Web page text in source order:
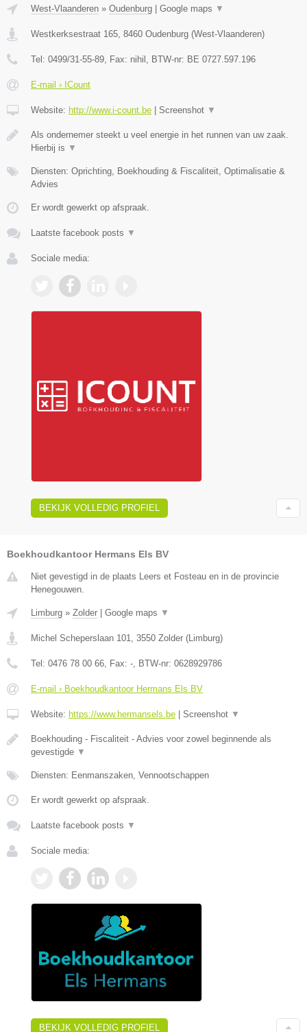
West-Vlaanderen » Oudenburg Google maps ▼
Westkerksestraat 165, 8460 Oudenburg (West-Vlaanderen)
Tel: 0499/31-55-89, Fax: nihil , BTW-nr: BE 0727.597.196
E-mail › ICount
Website: http://www.i-count.be Screenshot ▼
Als ondernemer steekt u veel energie in het runnen van uw zaak.
Hierbij is ▼
Diensten: Oprichting, Boekhouding & Fiscaliteit, Optimalisatie &
Advies
Er wordt gewerkt op afspraak.
Laatste facebook posts ▼
Sociale media:
BEKIJK VOLLEDIG PROFIEL
Boekhoudkantoor Hermans Els BV
Niet gevestigd in de plaats Leers et Fosteau en in de provincie
Henegouwen.
Limburg » Zolder Google maps ▼
Michel Scheperslaan 101, 3550 Zolder (Limburg)
Tel: 0476 78 00 66, Fax: -, BTW-nr: 0628929786
E-mail › Boekhoudkantoor Hermans Els BV
Website: https://www.hermansels.be Screenshot ▼
Boekhouding - Fiscaliteit - Advies voor zowel beginnende als
gevestigde ▼
Diensten: Eenmanszaken, Vennootschappen
Er wordt gewerkt op afspraak.
Laatste facebook posts ▼
Sociale media:
BEKIJK VOLLEDIG PROFIEL